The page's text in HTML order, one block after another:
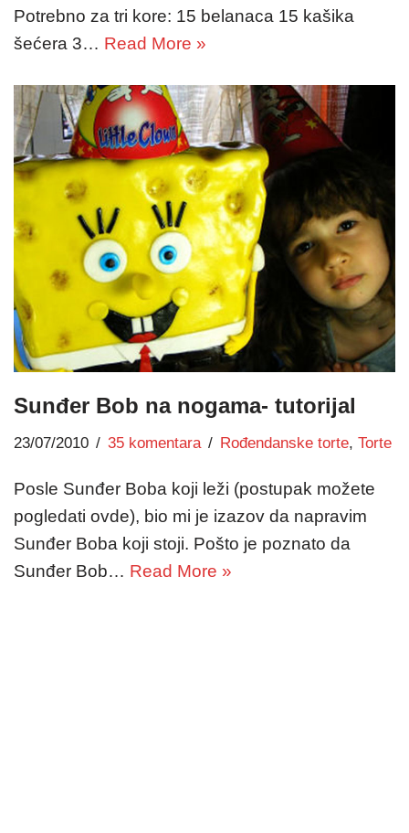
Potrebno za tri kore: 15 belanaca 15 kašika
šećera 3… Read More »
Sunđer Bob na nogama- tutorijal
23/07/2010 35 komentara Rođendanske torte, Torte
Posle Sunđer Boba koji leži (postupak možete
pogledati ovde), bio mi je izazov da napravim
Sunđer Boba koji stoji. Pošto je poznato da
Sunđer Bob… Read More »